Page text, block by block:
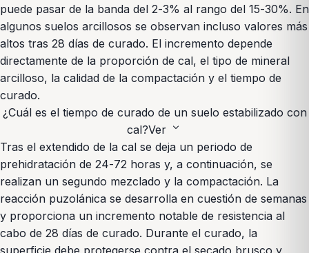
puede pasar de la banda del 2-3% al rango del 15-30%. En
algunos suelos arcillosos se observan incluso valores más
altos tras 28 días de curado. El incremento depende
directamente de la proporción de cal, el tipo de mineral
arcilloso, la calidad de la compactación y el tiempo de
curado.
¿Cuál es el tiempo de curado de un suelo estabilizado con
cal?Ver expand_more
Tras el extendido de la cal se deja un periodo de
prehidratación de 24-72 horas y, a continuación, se
realizan un segundo mezclado y la compactación. La
reacción puzolánica se desarrolla en cuestión de semanas
y proporciona un incremento notable de resistencia al
cabo de 28 días de curado. Durante el curado, la